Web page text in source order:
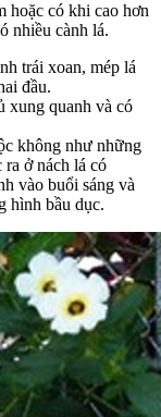
hoặc có khi cao hơn
nhiều cành lá.
trái xoan, mép lá
đầu.
xung quanh và có
không như những
ra ở nách lá có
vào buổi sáng và
hình bầu dục.